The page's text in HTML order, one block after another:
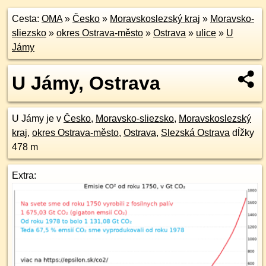
Cesta: OMA» Česko » Moravskoslezský kraj » Moravsko-
sliezsko » okres Ostrava-město » Ostrava » ulice » U
Jámy
U Jámy, Ostrava
U Jámy je v Česko, Moravsko-sliezsko, Moravskoslezský
kraj, okres Ostrava-město, Ostrava, Slezská Ostrava dĺžky
478 m
Extra: